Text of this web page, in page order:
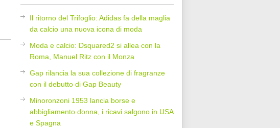
Il ritorno del Trifoglio: Adidas fa della maglia
da calcio una nuova icona di moda
Moda e calcio: Dsquared2 si allea con la
Roma, Manuel Ritz con il Monza
Gap rilancia la sua collezione di fragranze
con il debutto di Gap Beauty
Minoronzoni 1953 lancia borse e
abbigliamento donna, i ricavi salgono in USA
e Spagna